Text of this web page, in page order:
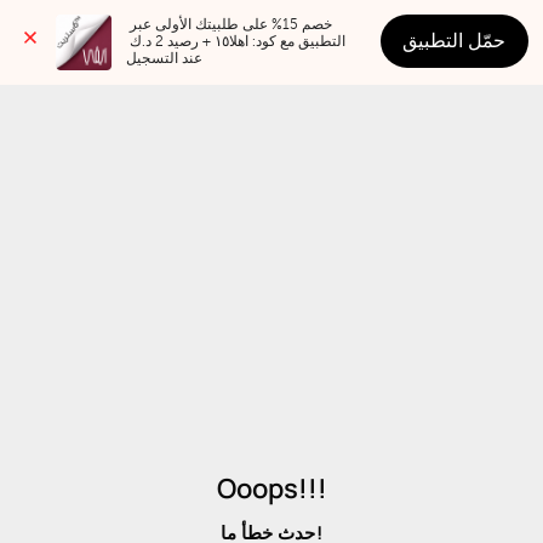
عند التسجيل
حمّل التطبيق
Ooops!!!
حدث خطأ ما!